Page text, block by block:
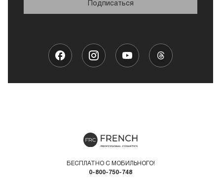
Подписаться
БЕСПЛАТНО С МОБИЛЬНОГО!
0-800-750-748